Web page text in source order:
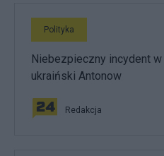
Polityka
Niebezpieczny incydent w
ukraiński Antonow
Redakcja